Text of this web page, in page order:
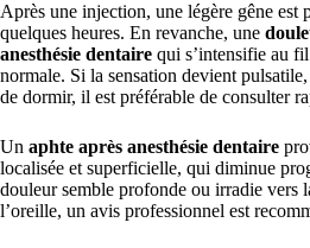
Après une injection, une légère gêne est
quelques heures. En revanche, une
anesthésie dentaire qui s’intensifie au
normale. Si la sensation devient
de dormir, il est préférable de consulter
Un aphte après anesthésie dentaire
localisée et superficielle, qui diminue
douleur semble profonde ou irradie vers
l’oreille, un avis professionnel est